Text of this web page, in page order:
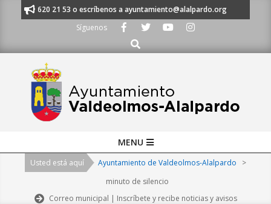
al 91 620 21 53 o escríbenos a ayuntamiento@alalpardo.org
Síguenos
Buscar
Navigation
MENU
Usted está aquí Ayuntamiento de Valdeolmos-Alalpardo
>
minuto de silencio
Correo municipal | Inscríbete y recibe noticias y avisos